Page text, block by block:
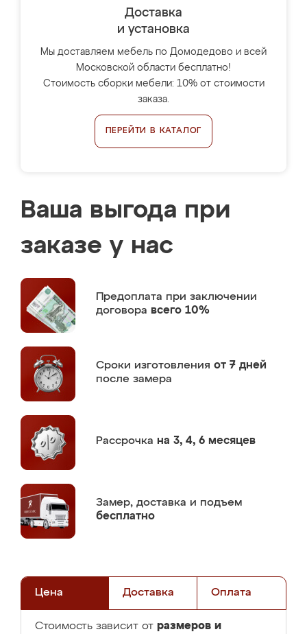
Доставка
и установка
Мы доставляем мебель по Домодедово и всей
Московской области бесплатно!
Стоимость сборки мебели: 10% от стоимости
заказа.
ПЕРЕЙТИ В КАТАЛОГ
Ваша выгода при
заказе у нас
Предоплата при заключении
договора всего 10%
Сроки изготовления от 7 дней
после замера
Рассрочка на 3, 4, 6 месяцев
Замер, доставка и подъем
бесплатно
Цена Доставка Оплата
Стоимость зависит от размеров и